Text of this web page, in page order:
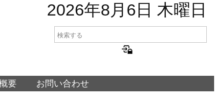
2026年8月6日 木曜日
要 お問い合わせ